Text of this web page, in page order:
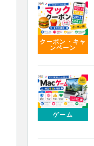
クーポン・キャ
ンペーン
ゲーム